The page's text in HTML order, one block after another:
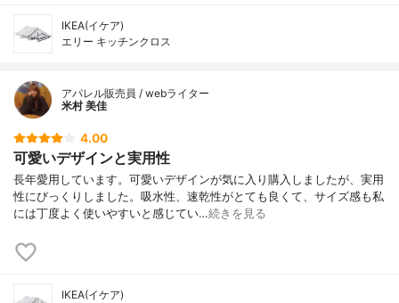
IKEA(イケア)
エリー キッチンクロス
アパレル販売員 / webライター
米村 美佳
4.00
可愛いデザインと実用性
長年愛用しています。可愛いデザインが気に入り購入しましたが、実用
性にびっくりしました。吸水性、速乾性がとても良くて、サイズ感も私
には丁度よく使いやすいと感じてい…続きを見る
IKEA(イケア)